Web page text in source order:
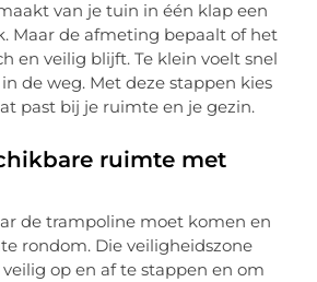
van je tuin in één klap een
Maar de afmeting bepaalt of het
en veilig blijft. Te klein voelt snel
de weg. Met deze stappen kies
past bij je ruimte en je gezin.
ruimte met
de trampoline moet komen en
rondom. Die veiligheidszone
op en af te stappen en om